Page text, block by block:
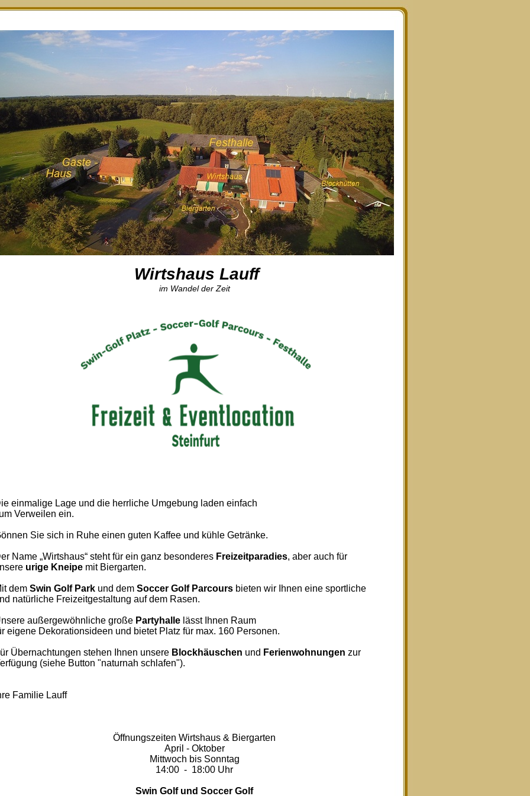
Wirtshaus Lauff
im Wandel der Zeit
einmalige Lage und die herrliche Umgebung laden einfach
Verweilen ein.
Sie sich in Ruhe einen guten Kaffee und kühle Getränke.
Name „Wirtshaus“ steht für ein ganz besonderes Freizeitparadies, aber auch für
urige Kneipe mit Biergarten.
dem Swin Golf Park und dem Soccer Golf Parcours bieten wir Ihnen eine sportliche
natürliche Freizeitgestaltung auf dem Rasen.
außergewöhnliche große Partyhalle lässt Ihnen Raum
eigene Dekorationsideen und bietet Platz für max. 160 Personen.
Übernachtungen stehen Ihnen unsere Blockhäuschen und Ferienwohnungen zur
(siehe Button "naturnah schlafen").
Familie Lauff
Öffnungszeiten Wirtshaus & Biergarten
April - Oktober
Mittwoch bis Sonntag
14:00 - 18:00 Uhr
Swin Golf und Soccer Golf